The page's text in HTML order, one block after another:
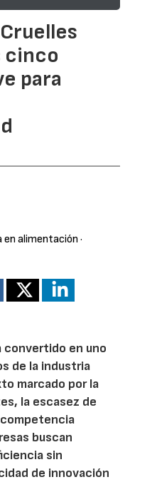
cinco
para
en alimentación ·
convertido en uno
de la industria
marcado por la
la escasez de
buscan
sin
de innovación